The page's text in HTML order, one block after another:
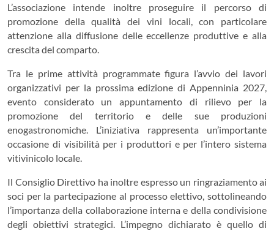
L’associazione intende inoltre proseguire il percorso di
promozione della qualità dei vini locali, con particolare
attenzione alla diffusione delle eccellenze produttive e alla
crescita del comparto.
Tra le prime attività programmate figura l’avvio dei lavori
organizzativi per la prossima edizione di Appenninia 2027,
evento considerato un appuntamento di rilievo per la
promozione del territorio e delle sue produzioni
enogastronomiche. L’iniziativa rappresenta un’importante
occasione di visibilità per i produttori e per l’intero sistema
vitivinicolo locale.
Il Consiglio Direttivo ha inoltre espresso un ringraziamento ai
soci per la partecipazione al processo elettivo, sottolineando
l’importanza della collaborazione interna e della condivisione
degli obiettivi strategici. L’impegno dichiarato è quello di